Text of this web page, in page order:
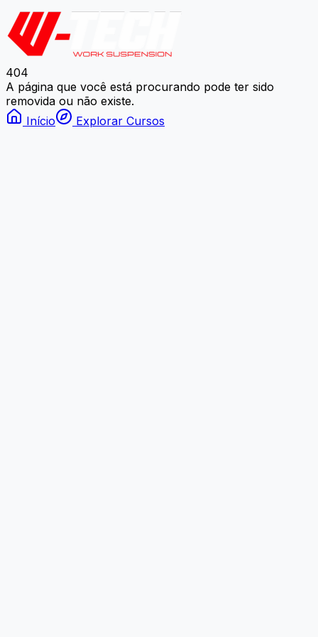
404
A página que você está procurando pode ter sido
removida ou não existe.
Início
Explorar Cursos